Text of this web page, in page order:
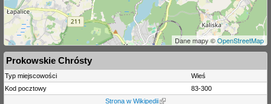
Dane mapy ©OpenStreetMap
Prokowskie Chrósty
Typ miejscowości
Wieś
Kod pocztowy
83-300
Strona w Wikipedii